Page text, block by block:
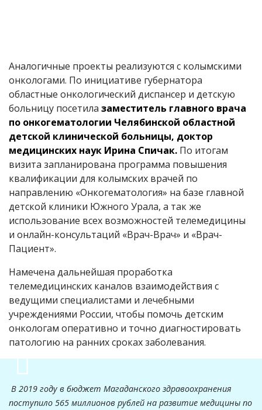
Аналогичные проекты реализуются с колымскими
онкологами. По инициативе губернатора
областные онкологический диспансер и детскую
больницу посетила заместитель главного врача
по онкогематологии Челябинской областной
детской клинической больницы, доктор
медицинских наук Ирина Спичак. По итогам
визита запланирована программа повышения
квалификации для колымских врачей по
направлению «Онкогематология» на базе главной
детской клиники Южного Урала, а так же
использование всех возможностей телемедицины
и онлайн-консультаций «Врач-Врач» и «Врач-
Пациент».
Намечена дальнейшая проработка
телемедицинских каналов взаимодействия с
ведущими специалистами и лечебными
учреждениями России, чтобы помочь детским
онкологам оперативно и точно диагностировать
патологию на ранних сроках заболевания.
В 2019 году в бюджет Магаданского здравоохранения
поступило 565 миллионов рублей на развитие медицины по